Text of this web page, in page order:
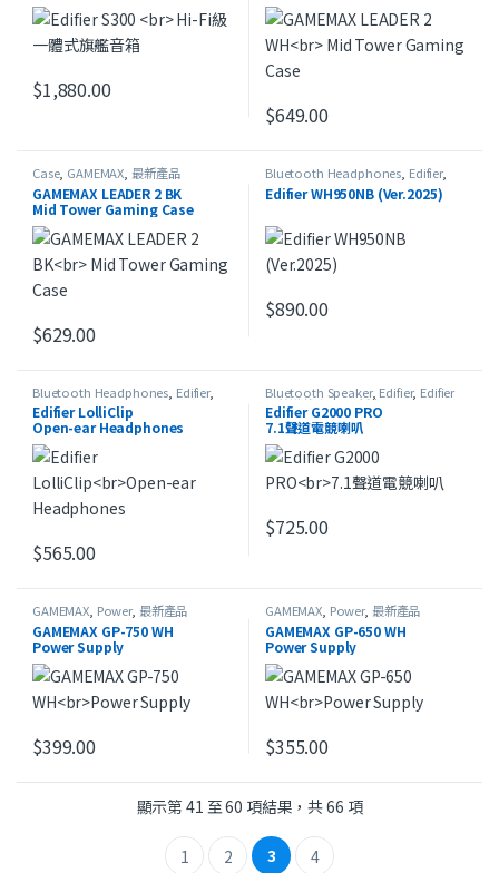
$1,880.00
此產品有多種款式。 可在產品頁面選擇選項
$649.00
Case, GAMEMAX 最新產品
GAMEMAX LEADER 2 BK
Mid Tower Gaming Case
$629.00
Bluetooth Headphones Edifier,
HeadSet On-Ear Headphones,
新產品,本週精選
Edifier WH950NB (Ver.2025)
$890.00
此產品有多種款式。 可在產品頁
Bluetooth Headphones Edifier,
HeadSet, Open-ear Headphones
最新產品
Edifier LolliClip
Open-ear Headphones
$565.00
此產品有多種款式。 可在產品頁面選擇選項
Bluetooth Speaker, Edifier, Edifier
電競遊戲系列,最新產品
Edifier G2000 PRO
7.1聲道電競喇叭
$725.00
此產品有多種款式。 可在產品頁
GAMEMAX, Power, 最新產品
GAMEMAX GP-750 WH
Power Supply
$399.00
GAMEMAX, Power, 最新產品
GAMEMAX GP-650 WH
Power Supply
$355.00
顯示第 41 至 60 項結果，共 66 項依最新項目排序
1 2 3 4